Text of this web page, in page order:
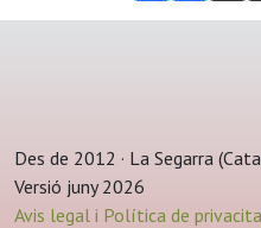
Des de 2012 · La Segarra
Versió juny 2026
Avis legal i Política de